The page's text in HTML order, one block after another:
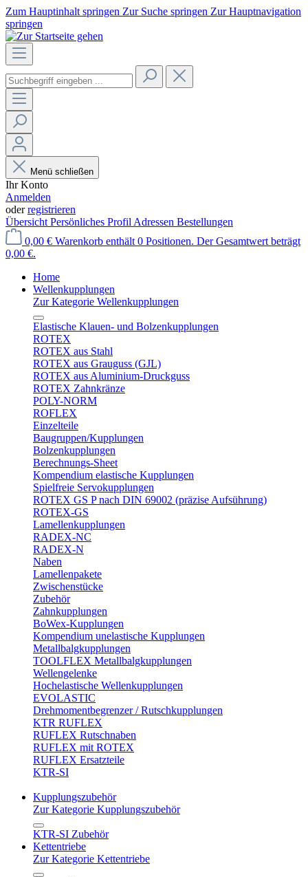
Zum Hauptinhalt springen Zur Suche springen Zur Hauptnavigation
springen
Menü schließen
Ihr Konto
Anmelden
oderregistrieren
Übersicht Persönliches Profil Adressen Bestellungen
0,00 € Warenkorb enthält 0 Positionen. Der Gesamtwert beträgt
0,00 €.
Home
Wellenkupplungen
Zur Kategorie Wellenkupplungen
Elastische Klauen- und Bolzenkupplungen
ROTEX
ROTEX aus Stahl
ROTEX aus Grauguss (GJL)
ROTEX aus Aluminium-Druckguss
ROTEX Zahnkränze
POLY-NORM
ROFLEX
Einzelteile
Baugruppen/Kupplungen
Bolzenkupplungen
Berechnungs-Sheet
Kompendium elastische Kupplungen
Spielfreie Servokupplungen
ROTEX GS P nach DIN 69002 (präzise Aufsührung)
ROTEX-GS
Lamellenkupplungen
RADEX-NC
RADEX-N
Naben
Lamellenpakete
Zwischenstücke
Zubehör
Zahnkupplungen
BoWex-Kupplungen
Kompendium unelastische Kupplungen
Metallbalgkupplungen
TOOLFLEX Metallbalgkupplungen
Wellengelenke
Hochelastische Wellenkupplungen
EVOLASTIC
Drehmomentbegrenzer / Rutschkupplungen
KTR RUFLEX
RUFLEX Rutschnaben
RUFLEX mit ROTEX
RUFLEX Ersatzteile
KTR-SI
Kupplungszubehör
Zur Kategorie Kupplungszubehör
KTR-SI Zubehör
Kettentriebe
Zur Kategorie Kettentriebe